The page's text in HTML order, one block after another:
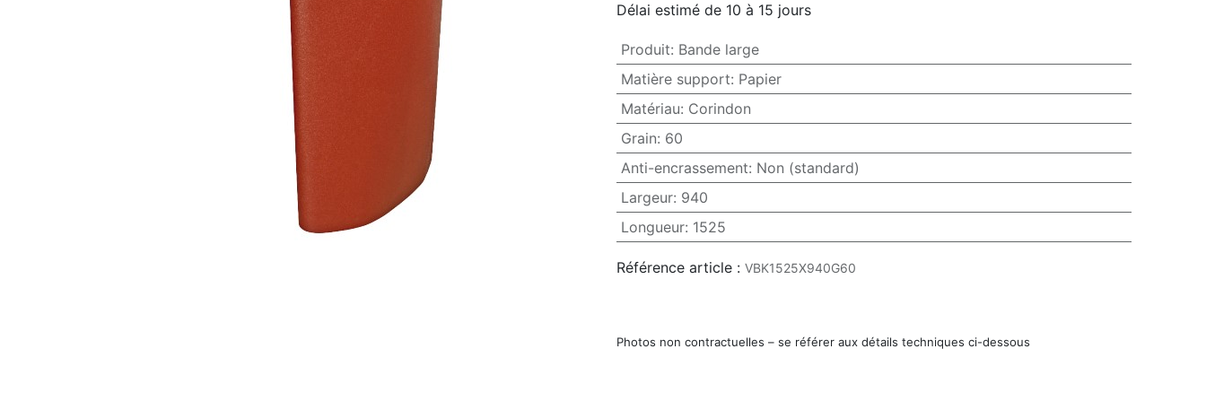
Délai estimé de 10 à 15 jours
Produit: Bande large
Matière support: Papier
Matériau: Corindon
Grain: 60
Anti-encrassement: Non (standard)
Largeur: 940
Longueur: 1525
Référence article : VBK1525X940G60
Photos non contractuelles – se référer aux détails techniques ci-dessous